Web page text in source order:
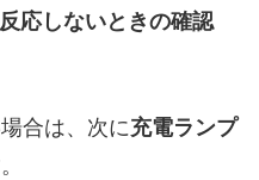
応しないときの確認
合は、次に充電ランプ